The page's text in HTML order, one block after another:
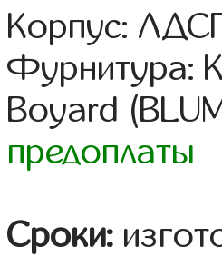
Корпус:
Фурнитура:
Boyard
предоплаты
Сроки: